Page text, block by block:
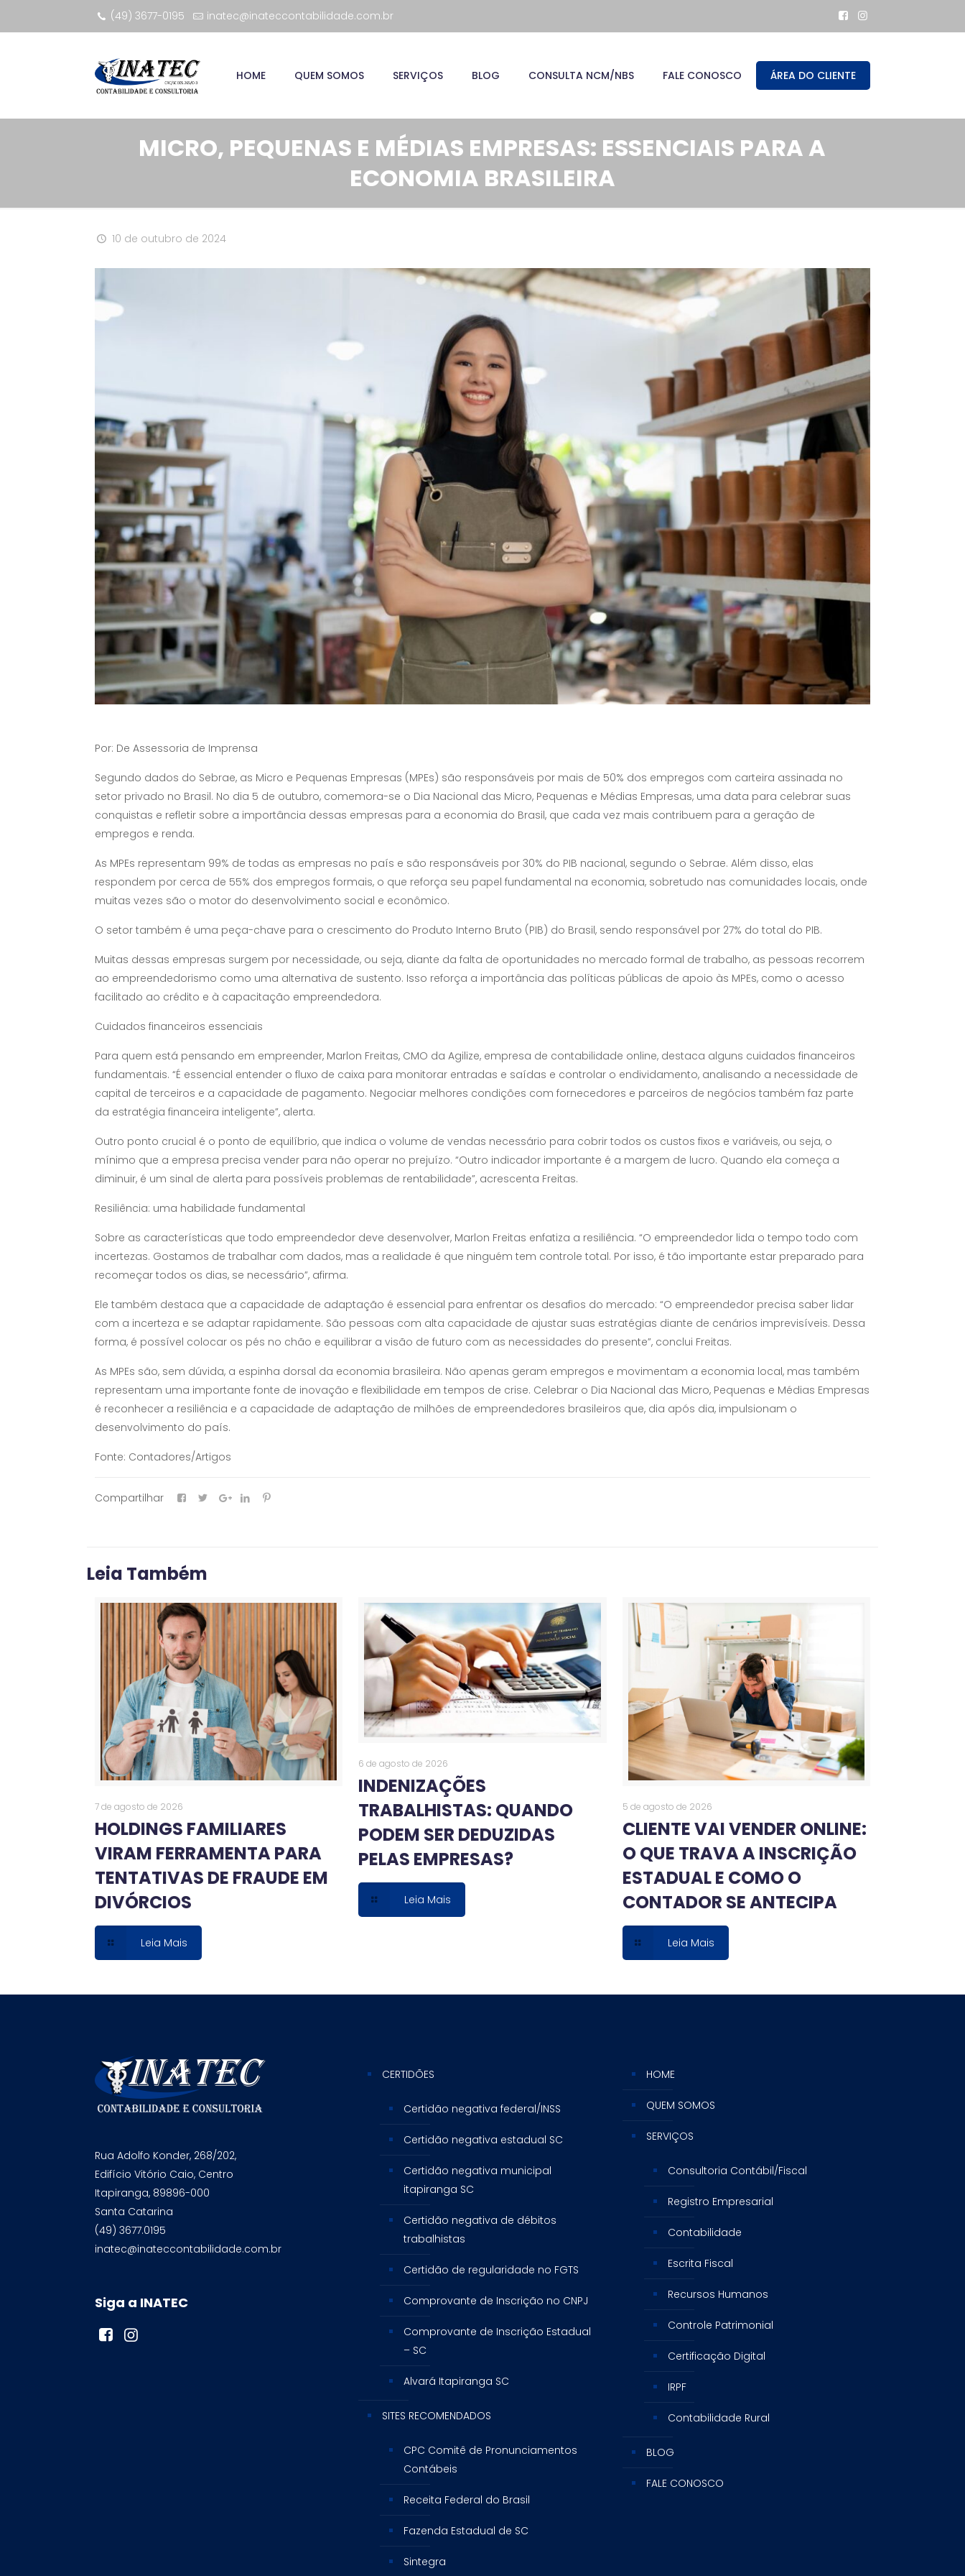
(49) 3677-0195 inatec@inateccontabilidade.com.br
HOME QUEM SOMOS SERVIÇOS BLOG CONSULTA NCM/NBS FALE CONOSCO ÁREA DO CLIENTE
MICRO, PEQUENAS E MÉDIAS EMPRESAS: ESSENCIAIS PARA A
ECONOMIA BRASILEIRA
10 de outubro de 2024
Por: De Assessoria de Imprensa
Segundo dados do Sebrae, as Micro e Pequenas Empresas (MPEs) são responsáveis por mais de 50% dos empregos com carteira assinada no
setor privado no Brasil. No dia 5 de outubro, comemora-se o Dia Nacional das Micro, Pequenas e Médias Empresas, uma data para celebrar suas
conquistas e refletir sobre a importância dessas empresas para a economia do Brasil, que cada vez mais contribuem para a geração de
empregos e renda.
As MPEs representam 99% de todas as empresas no país e são responsáveis por 30% do PIB nacional, segundo o Sebrae. Além disso, elas
respondem por cerca de 55% dos empregos formais, o que reforça seu papel fundamental na economia, sobretudo nas comunidades locais, onde
muitas vezes são o motor do desenvolvimento social e econômico.
O setor também é uma peça-chave para o crescimento do Produto Interno Bruto (PIB) do Brasil, sendo responsável por 27% do total do PIB.
Muitas dessas empresas surgem por necessidade, ou seja, diante da falta de oportunidades no mercado formal de trabalho, as pessoas recorrem
ao empreendedorismo como uma alternativa de sustento. Isso reforça a importância das políticas públicas de apoio às MPEs, como o acesso
facilitado ao crédito e à capacitação empreendedora.
Cuidados financeiros essenciais
Para quem está pensando em empreender, Marlon Freitas, CMO da Agilize, empresa de contabilidade online, destaca alguns cuidados financeiros
fundamentais. “É essencial entender o fluxo de caixa para monitorar entradas e saídas e controlar o endividamento, analisando a necessidade de
capital de terceiros e a capacidade de pagamento. Negociar melhores condições com fornecedores e parceiros de negócios também faz parte
da estratégia financeira inteligente”, alerta.
Outro ponto crucial é o ponto de equilíbrio, que indica o volume de vendas necessário para cobrir todos os custos fixos e variáveis, ou seja, o
mínimo que a empresa precisa vender para não operar no prejuízo. “Outro indicador importante é a margem de lucro. Quando ela começa a
diminuir, é um sinal de alerta para possíveis problemas de rentabilidade”, acrescenta Freitas.
Resiliência: uma habilidade fundamental
Sobre as características que todo empreendedor deve desenvolver, Marlon Freitas enfatiza a resiliência. “O empreendedor lida o tempo todo com
incertezas. Gostamos de trabalhar com dados, mas a realidade é que ninguém tem controle total. Por isso, é tão importante estar preparado para
recomeçar todos os dias, se necessário”, afirma.
Ele também destaca que a capacidade de adaptação é essencial para enfrentar os desafios do mercado: “O empreendedor precisa saber lidar
com a incerteza e se adaptar rapidamente. São pessoas com alta capacidade de ajustar suas estratégias diante de cenários imprevisíveis. Dessa
forma, é possível colocar os pés no chão e equilibrar a visão de futuro com as necessidades do presente”, conclui Freitas.
As MPEs são, sem dúvida, a espinha dorsal da economia brasileira. Não apenas geram empregos e movimentam a economia local, mas também
representam uma importante fonte de inovação e flexibilidade em tempos de crise. Celebrar o Dia Nacional das Micro, Pequenas e Médias Empresas
é reconhecer a resiliência e a capacidade de adaptação de milhões de empreendedores brasileiros que, dia após dia, impulsionam o
desenvolvimento do país.
Fonte: Contadores/Artigos
Compartilhar
Leia Também
7 de agosto de 2026
HOLDINGS FAMILIARES
VIRAM FERRAMENTA PARA
TENTATIVAS DE FRAUDE EM
DIVÓRCIOS
Leia Mais
6 de agosto de 2026
INDENIZAÇÕES
TRABALHISTAS: QUANDO
PODEM SER DEDUZIDAS
PELAS EMPRESAS?
Leia Mais
5 de agosto de 2026
CLIENTE VAI VENDER ONLINE:
O QUE TRAVA A INSCRIÇÃO
ESTADUAL E COMO O
CONTADOR SE ANTECIPA
Leia Mais
Rua Adolfo Konder, 268/202,
Edifício Vitório Caio, Centro
Itapiranga, 89896-000
Santa Catarina
(49) 3677.0195
inatec@inateccontabilidade.com.br
Siga a INATEC
CERTIDÕES
Certidão negativa federal/INSS
Certidão negativa estadual SC
Certidão negativa municipal
itapiranga SC
Certidão negativa de débitos
trabalhistas
Certidão de regularidade no FGTS
Comprovante de Inscrição no CNPJ
Comprovante de Inscrição Estadual
– SC
Alvará Itapiranga SC
SITES RECOMENDADOS
CPC Comitê de Pronunciamentos
Contábeis
Receita Federal do Brasil
Fazenda Estadual de SC
Sintegra
HOME
QUEM SOMOS
SERVIÇOS
Consultoria Contábil/Fiscal
Registro Empresarial
Contabilidade
Escrita Fiscal
Recursos Humanos
Controle Patrimonial
Certificação Digital
IRPF
Contabilidade Rural
BLOG
FALE CONOSCO